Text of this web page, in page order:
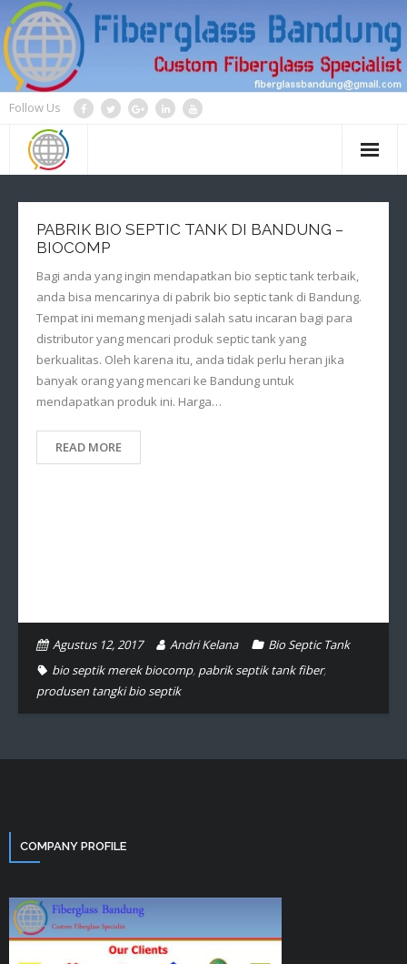
Skip
to
content
Follow Us
PABRIK BIO SEPTIC TANK DI BANDUNG –
BIOCOMP
Bagi anda yang ingin mendapatkan bio septic tank terbaik,
anda bisa mencarinya di pabrik bio septic tank di Bandung.
Tempat ini memang menjadi salah satu incaran bagi para
distributor yang mencari produk septic tank yang
berkualitas. Oleh karena itu, anda tidak perlu heran jika
banyak orang yang mencari ke Bandung untuk
mendapatkan produk ini. Harga…
READ MORE
Agustus 12, 2017 Andri Kelana
Bio Septic Tank
bio septik merek biocomp, pabrik septik tank fiber,
produsen tangki bio septik
COMPANY PROFILE